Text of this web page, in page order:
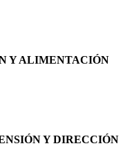
Y ALIMENTACIÓN
Y DIRECCIÓN